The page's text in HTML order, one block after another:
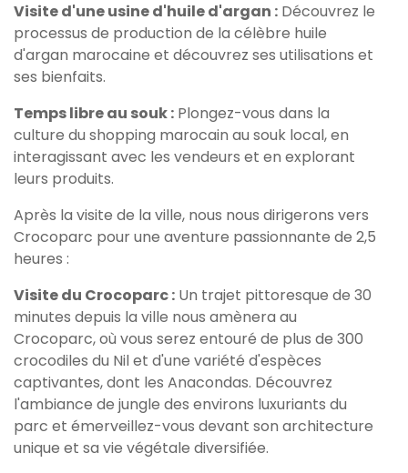
Visite d'une usine d'huile d'argan : Découvrez le
processus de production de la célèbre huile
d'argan marocaine et découvrez ses utilisations et
ses bienfaits.
Temps libre au souk : Plongez-vous dans la
culture du shopping marocain au souk local, en
interagissant avec les vendeurs et en explorant
leurs produits.
Après la visite de la ville, nous nous dirigerons vers
Crocoparc pour une aventure passionnante de 2,5
heures :
Visite du Crocoparc : Un trajet pittoresque de 30
minutes depuis la ville nous amènera au
Crocoparc, où vous serez entouré de plus de 300
crocodiles du Nil et d'une variété d'espèces
captivantes, dont les Anacondas. Découvrez
l'ambiance de jungle des environs luxuriants du
parc et émerveillez-vous devant son architecture
unique et sa vie végétale diversifiée.